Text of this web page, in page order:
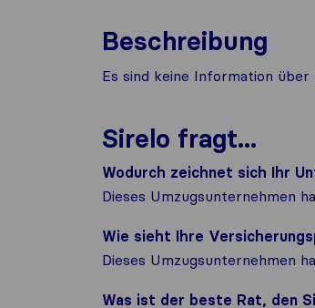
Beschreibung
Es sind keine Information
Sirelo fragt...
Wodurch zeichnet sich Ihr
Dieses Umzugsunternehmen
Wie sieht Ihre
Dieses Umzugsunternehmen
Was ist der beste Rat, den